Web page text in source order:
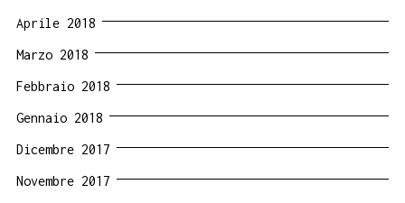
Aprile 2018
Marzo 2018
Febbraio 2018
Gennaio 2018
Dicembre 2017
Novembre 2017